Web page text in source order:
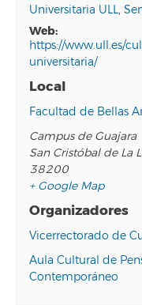
Universitaria ULL,
web:
https://www.ull.es/
universitaria/
Local
Facultad de Bellas
Campus de Guajara
San Cristóbal de La
38200
+ Google Map
Organizadores
Vicerrectorado de
Aula Cultural de
Contemporáneo